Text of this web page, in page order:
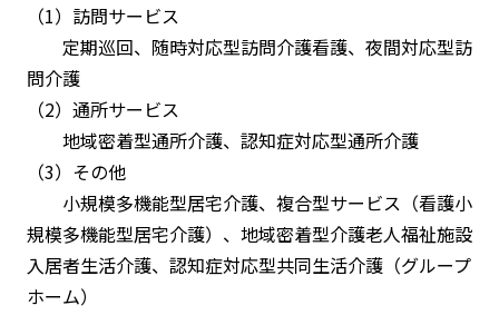
（1）訪問サービス
定期巡回、随時対応型訪問介護看護、夜間対応型訪
問介護
（2）通所サービス
地域密着型通所介護、認知症対応型通所介護
（3）その他
小規模多機能型居宅介護、複合型サービス（看護小
規模多機能型居宅介護）、地域密着型介護老人福祉施設
入居者生活介護、認知症対応型共同生活介護（グループ
ホーム）